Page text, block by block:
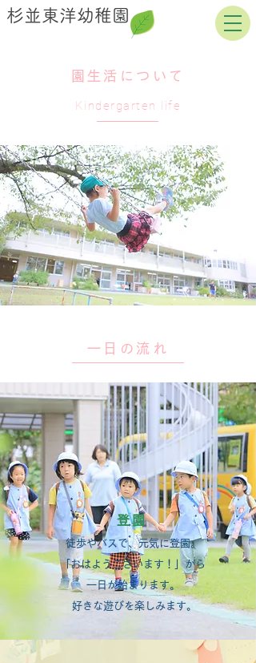
杉並東洋幼稚園
園生活について
Kindergarten life
一日の流れ
登園
徒歩やバスで、元気に登園。
「おはようございます！」から
一日が始まります。
好きな遊びを楽しみます。